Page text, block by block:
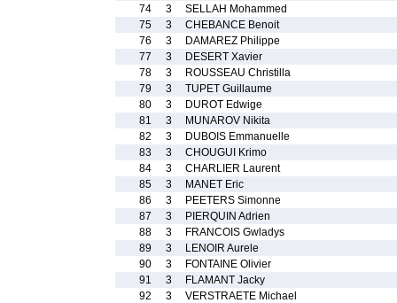
74
3
SELLAH Mohammed
75
3
CHEBANCE Benoit
76
3
DAMAREZ Philippe
77
3
DESERT Xavier
78
3
ROUSSEAU Christilla
79
3
TUPET Guillaume
80
3
DUROT Edwige
81
3
MUNAROV Nikita
82
3
DUBOIS Emmanuelle
83
3
CHOUGUI Krimo
84
3
CHARLIER Laurent
85
3
MANET Eric
86
3
PEETERS Simonne
87
3
PIERQUIN Adrien
88
3
FRANCOIS Gwladys
89
3
LENOIR Aurele
90
3
FONTAINE Olivier
91
3
FLAMANT Jacky
92
3
VERSTRAETE Michael